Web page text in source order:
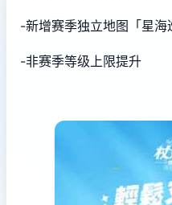
-新增赛季独立地图「星海
-非赛季等级上限提升